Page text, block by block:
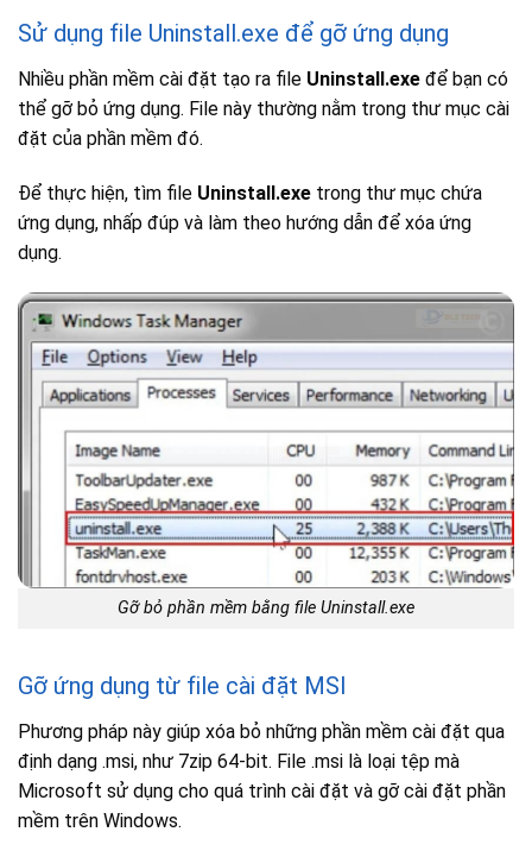
Sử dụng file Uninstall.exe để gỡ ứng dụng
Nhiều phần mềm cài đặt tạo ra file Uninstall.exe để bạn có
thể gỡ bỏ ứng dụng. File này thường nằm trong thư mục cài
đặt của phần mềm đó.
Để thực hiện, tìm file Uninstall.exe trong thư mục chứa
ứng dụng, nhấp đúp và làm theo hướng dẫn để xóa ứng
dụng.
Gỡ bỏ phần mềm bằng file Uninstall.exe
Gỡ ứng dụng từ file cài đặt MSI
Phương pháp này giúp xóa bỏ những phần mềm cài đặt qua
định dạng .msi, như 7zip 64-bit. File .msi là loại tệp mà
Microsoft sử dụng cho quá trình cài đặt và gỡ cài đặt phần
mềm trên Windows.